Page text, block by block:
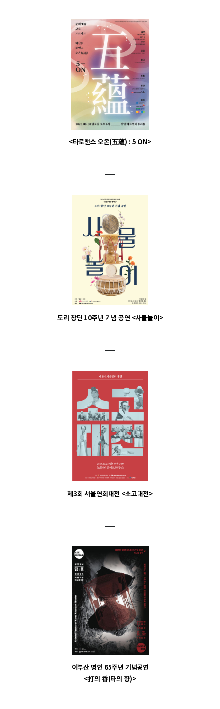
<타로맨스 오온(五蘊) : 5 ON>
도리 창단 10주년 기념 공연 <사물놀이>
제3회 서울연희대전 <소고대전>
이부산 명인 65주년 기념공연
<打의 香(타의 향)>